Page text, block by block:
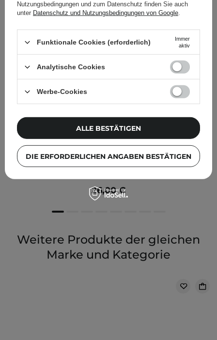
Some By Mi - AHA BHA PHA 30 Days Miracle Starter -
Hautpflegeset mit AHA, BHA, PHA Säuren
26,00 €
Weitere Produkte der gleichen
Marke und Kategorie
Nutzungsbedingungen und zum Datenschutz finden Sie auch
unter Datenschutz und Nutzungsbedingungen von Google
Funktionale Cookies (erforderlich)
Immer
aktiv
Analytische Cookies
Werbe-Cookies
DIE ERFORDERLICHEN ANGABEN BESTÄTIGEN
ALLE BESTÄTIGEN